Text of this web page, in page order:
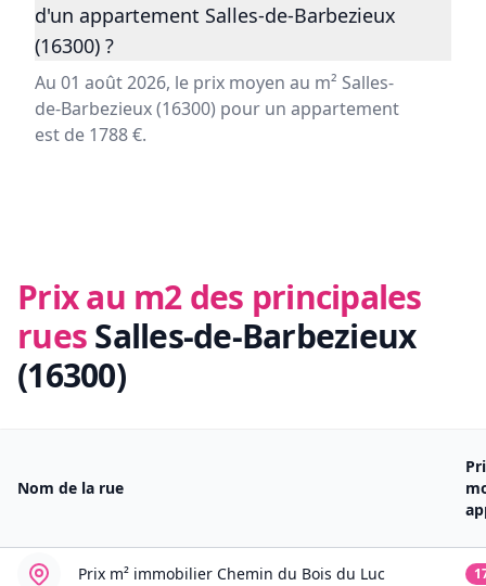
d'un appartement Salles-de-Barbezieux
(16300) ?
Au 01 août 2026, le prix moyen au m² Salles-
de-Barbezieux (16300) pour un appartement
est de 1788 €.
Prix au m2 des principales
ruesSalles-de-Barbezieux
(16300)
Nom de la rue
Prix m² immobilier Chemin du Bois du Luc